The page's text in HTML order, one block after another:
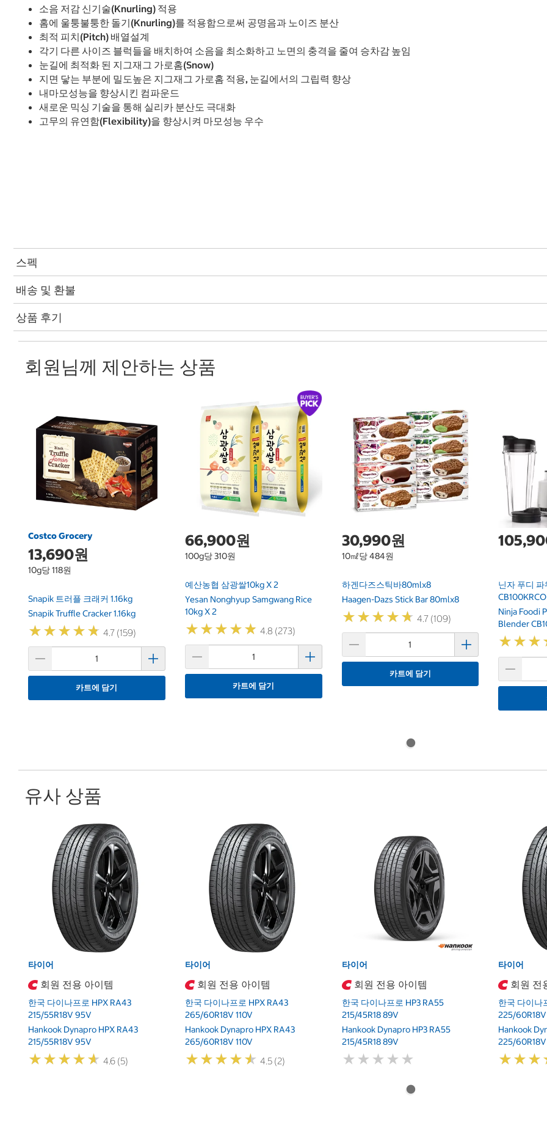
소음 저감 신기술(Knurling) 적용
홈에 울퉁불퉁한 돌기(Knurling)를 적용함으로써 공명음과 노이즈 분산
최적 피치(Pitch) 배열설계
각기 다른 사이즈 블럭들을 배치하여 소음을 최소화하고 노면의 충격을 줄여 승차감 높임
눈길에 최적화 된 지그재그 가로홈(Snow)
지면 닿는 부분에 밀도높은 지그재그 가로홈 적용, 눈길에서의 그립력 향상
내마모성능을 향상시킨 컴파운드
새로운 믹싱 기술을 통해 실리카 분산도 극대화
고무의 유연함(Flexibility)을 향상시켜 마모성능 우수
스펙
배송 및 환불
상품 후기
회원님께 제안하는 상품
Costco Grocery
13,690원
10g당 118원
Snapik 트러플 크래커 1.16kg
Snapik Truffle Cracker 1.16kg
★★★★★
★★★★★ 4.7 (159)
카트에 담기
66,900원
100g당 310원
예산농협 삼광쌀10kg X 2
Yesan Nonghyup Samgwang Rice
10kg X 2
★★★★★
★★★★★ 4.8 (273)
카트에 담기
30,990원
10㎖당 484원
하겐다즈스틱바80mlx8
Haagen-Dazs Stick Bar 80mlx8
★★★★★
★★★★★ 4.7 (109)
카트에 담기
닌자 푸디
CB100KRCO
Ninja Foodi
Blender
★★★
★★★
유사 상품
타이어
회원 전용 아이템
한국 다이나프로 HPX RA43
215/55R18V 95V
Hankook Dynapro HPX RA43
215/55R18V 95V
★★★★★
★★★★★ 4.6 (5)
타이어
회원 전용 아이템
한국 다이나프로 HPX RA43
265/60R18V 110V
Hankook Dynapro HPX RA43
265/60R18V 110V
★★★★★
★★★★★ 4.5 (2)
타이어
회원 전용 아이템
한국 다이나프로 HP3 RA55
215/45R18 89V
Hankook Dynapro HP3 RA55
215/45R18 89V
★ ★ ★ ★ ★
★ ★ ★ ★ ★
타이어
회원 전
한국 다이나
225/
Hankook
225/
★★★
★★★